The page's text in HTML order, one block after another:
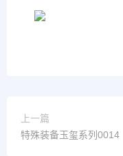
上一篇
特殊装备玉玺系列0014